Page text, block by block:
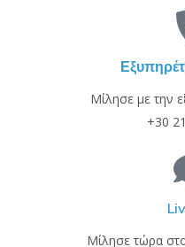
Μίλησε με την
+30
Μίλησε τώρα